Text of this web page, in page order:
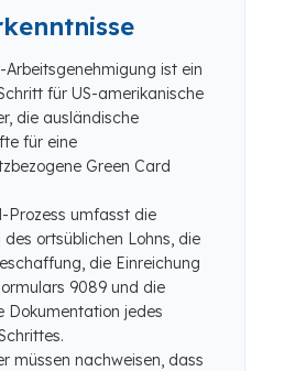
Arbeitsgenehmigung ist ein
für US-amerikanische
die ausländische
für eine
Green Card
Prozess umfasst die
ortsüblichen Lohns, die
die Einreichung
9089 und die
Dokumentation jedes
müssen nachweisen, dass